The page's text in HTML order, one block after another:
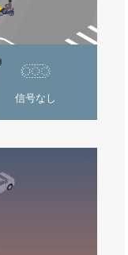
信号なし